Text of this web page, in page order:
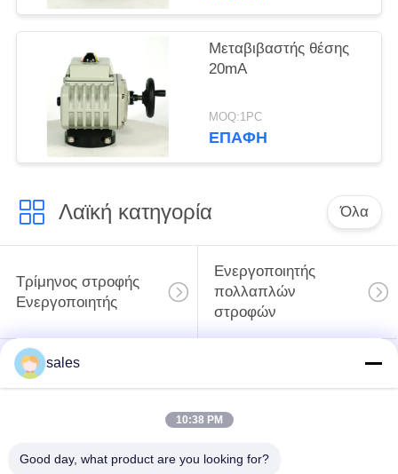
Μεταβιβαστής θέσης
20mA
MOQ:1PC
ΕΠΑΦΉ
Λαϊκή κατηγορία Όλα
Τρίμηνος στροφής
Ενεργοποιητής
Ενεργοποιητής
πολλαπλών
στροφών
Ηλεκτρικός
ενεργοποιητής
Έξυπνος ηλεκτρικός
sales
10:38 PM
Good day, what product are you looking for?